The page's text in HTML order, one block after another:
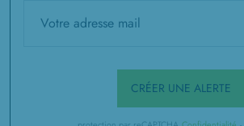
CRÉER UNE ALERTE